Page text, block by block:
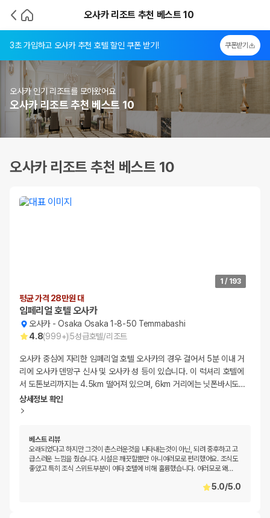
오사카 리조트 추천 베스트 10
3초 가입하고 오사카 추천 호텔 할인 쿠폰 받기! 쿠폰받기
오사카 인기 리조트를 모아왔어요
오사카 리조트 추천 베스트 10
오사카 리조트 추천 베스트 10
1 / 193
평균 가격 28만원 대
임페리얼 호텔 오사카
오사카-Osaka Osaka 1-8-50 Temmabashi
4.8(999+)5성급호텔/리조트
오사카 중심에 자리한 임페리얼 호텔 오사카의 경우 걸어서 5분 이내 거
리에 오사카 덴망구 신사 및 오사카 성 등이 있습니다. 이 럭셔리 호텔에
서 도톤보리까지는 4.5km 떨어져 있으며, 6km 거리에는 닛폰바시도…
상세정보 확인
베스트 리뷰
오래되었다고 하지만 그것이 촌스러운것을 나타내는것이 아닌, 되려 중후하고 고
급스러운 느낌을 줬습니다. 시설은 깨끗할뿐만 아니여러모로 편리했어요. 조식도
좋았고 특히 조식 스위트부분이 여타 호텔에 비해 훌륭했습니다. 여러모로 왜…
5.0/5.0